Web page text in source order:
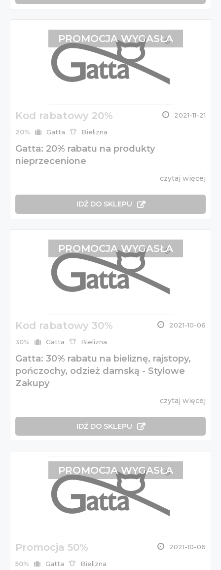
Kod rabatowy 20% 2021-11-21
20% Gatta Bielizna
Gatta: 20% rabatu na produkty
nieprzecenione
czytaj więcej
IDŹ DO SKLEPU
PROMOCJA WYGASŁA
Kod rabatowy 30% 2021-10-06
30% Gatta Bielizna
Gatta: 30% rabatu na bieliznę, rajstopy,
pończochy, odzież damską - Stylowe
Zakupy
czytaj więcej
IDŹ DO SKLEPU
PROMOCJA WYGASŁA
Promocja 50% 2021-10-06
50% Gatta Bielizna
PROMOCJA WYGASŁA